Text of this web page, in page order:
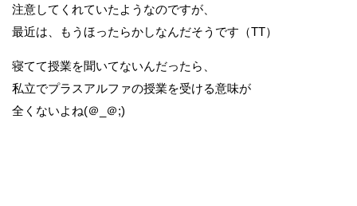
注意してくれていたようなのですが、
最近は、もうほったらかしなんだそうです（TT）
寝てて授業を聞いてないんだったら、
私立でプラスアルファの授業を受ける意味が
全くないよね(＠_＠;)